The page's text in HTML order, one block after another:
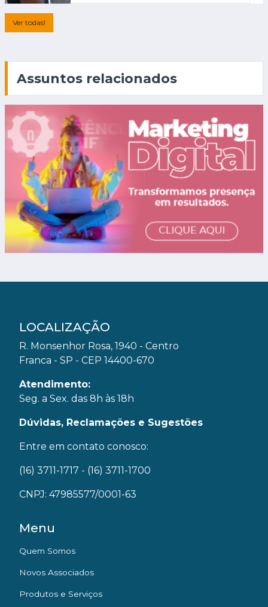
Ver todas!
Assuntos relacionados
LOCALIZAÇÃO
R. Monsenhor Rosa, 1940 - Centro
Franca - SP - CEP 14400-670
Atendimento:
Seg. a Sex. das 8h às 18h
Dúvidas, Reclamações e Sugestões
Entre em contato conosco:
(16) 3711-1717 - (16) 3711-1700
CNPJ: 47985577/0001-63
Menu
Quem Somos
Novos Associados
Produtos e Serviços